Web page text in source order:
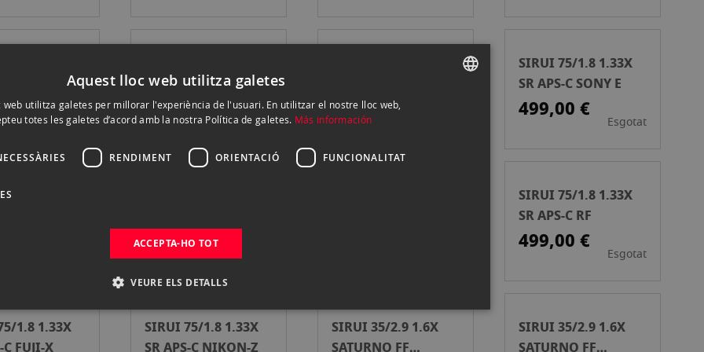
C L-MOUNT
€
Esgotat
SR APS-C CANON RF
499,00 €
Esgotat
499,00 €
SIRUI 75/1.8 1.33X
SR APS-C SONY E
499,00 €
Esgotat
1.8 1.33X
499,00 €
SIRUI 75/1.8 1.33X
SR APS-C RF
499,00 €
Esgotat
1.8 1.33X
C FUJI-X
SIRUI 75/1.8 1.33X
SR APS-C NIKON-Z
SIRUI 35/2.9 1.6X
SATURNO FF
SIRUI 35/2.9 1.6X
SATURNO FF
Aquest lloc web utilitza galetes
web utilitza galetes per millorar l'experiència de l'usuari. En utilitzar el nostre lloc web,
totes les galetes d’acord amb la nostra Política de galetes. Más información
RENDIMENT ORIENTACIÓ FUNCIONALITAT
ACCEPTA-HO TOT
VEURE ELS DETALLS